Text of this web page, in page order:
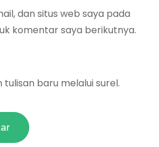
dan situs web saya pada
komentar saya berikutnya.
tulisan baru melalui surel.